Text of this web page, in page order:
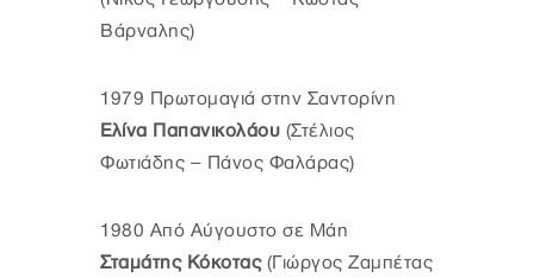
Βάρναλης)
1979 Πρωτομαγιά στην Σαντορίνη
Ελίνα Παπανικολάου (Στέλιος
Φωτιάδης – Πάνος Φαλάρας)
1980 Από Αύγουστο σε Μάη
Σταμάτης Κόκοτας(Γιώργος Ζαμπέτας